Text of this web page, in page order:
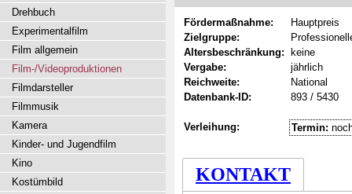
Fördermaßnahme:
Hauptpreis
Zielgruppe:
Altersbeschränkung:
keine
Vergabe:
jährlich
Reichweite:
National
Datenbank-ID:
893 / 5430
Verleihung: Termin:
KONTAKT
Drehbuch
Experimentalfilm
Film allgemein
Film-/Videoproduktionen
Filmdarsteller
Filmmusik
Kamera
Kinder- und Jugendfilm
Kino
Kostümbild